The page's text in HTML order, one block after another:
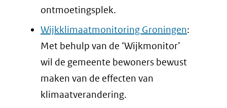
ontmoetingsplek.
Wijkklimaatmonitoring Groningen:
Met behulp van de ‘Wijkmonitor’
wil de gemeente bewoners bewust
maken van de effecten van
klimaatverandering.